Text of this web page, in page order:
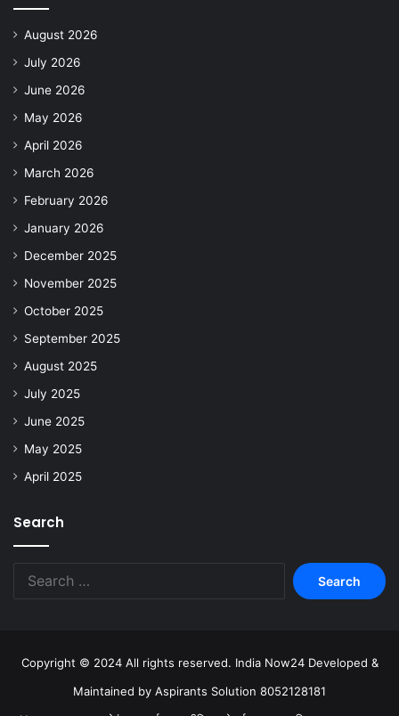
August 2026
July 2026
June 2026
May 2026
April 2026
March 2026
February 2026
January 2026
December 2025
November 2025
October 2025
September 2025
August 2025
July 2025
June 2025
May 2025
April 2025
Search
Copyright © 2024 All rights reserved. India Now24 Developed &
Maintained by Aspirants Solution 8052128181